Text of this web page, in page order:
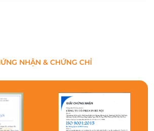
NHẬN & CHỨNG CHỈ